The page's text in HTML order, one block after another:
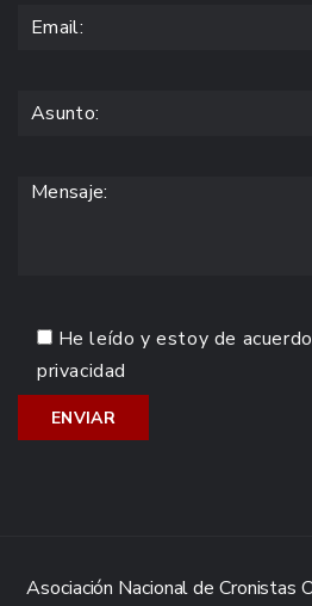
He leído y estoy de
privacidad
Asociación Nacional de